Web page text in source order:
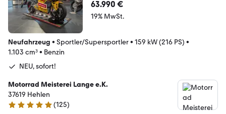
63.990 €
19% MwSt.
Neufahrzeug • Sportler/Supersportler• 159 kW (216 PS) •
1.103 cm³• Benzin
NEU, sofort!
Motorrad Meisterei Lange e.K.
37619 Hehlen
4.9 Sterne
(125)